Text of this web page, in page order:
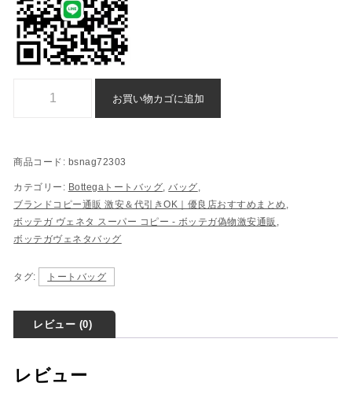
お買い物カゴに追加
商品コード: bsnag72303
カテゴリー: Bottegaトートバッグ,バッグ,
ブランドコピー通販 激安＆代引きOK｜優良店おすすめまとめ ,
ボッテガ ヴェネタ スーパー コピー - ボッテガ偽物激安通販 ,
ボッテガヴェネタバッグ
タグ: トートバッグ
レビュー (0)
レビュー